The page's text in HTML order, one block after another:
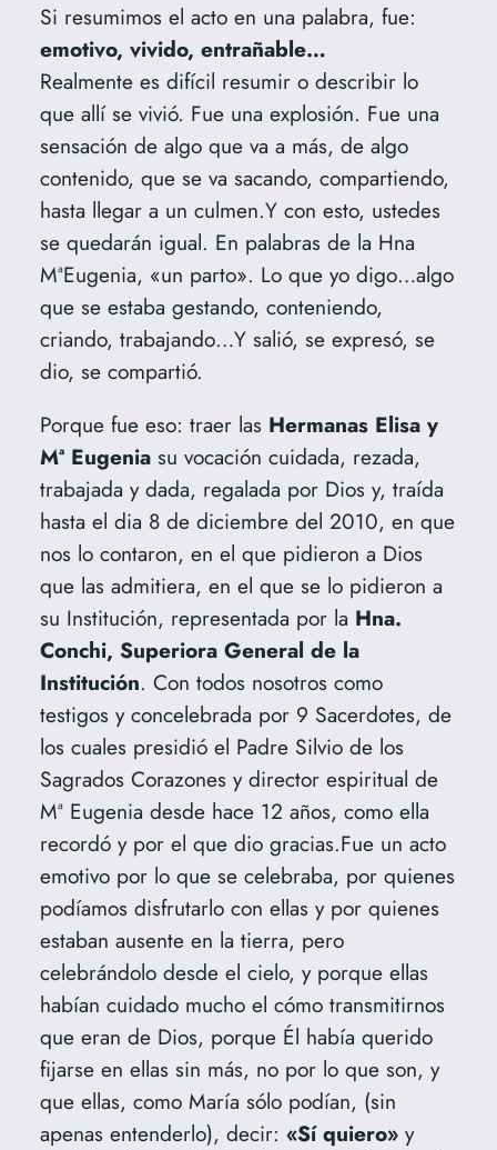
Si resumimos el acto en una palabra, fue:
emotivo, vivido, entrañable…
Realmente es difícil resumir o describir lo
que allí se vivió. Fue una explosión. Fue una
sensación de algo que va a más, de algo
contenido, que se va sacando, compartiendo,
hasta llegar a un culmen.Y con esto, ustedes
se quedarán igual. En palabras de la Hna
MªEugenia, «un parto». Lo que yo digo…algo
que se estaba gestando, conteniendo,
criando, trabajando…Y salió, se expresó, se
dio, se compartió.
Porque fue eso: traer las Hermanas Elisa y
Mª Eugeniasu vocación cuidada, rezada,
trabajada y dada, regalada por Dios y, traída
hasta el dia 8 de diciembre del 2010, en que
nos lo contaron, en el que pidieron a Dios
que las admitiera, en el que se lo pidieron a
su Institución, representada por la Hna.
Conchi, Superiora General de la
Institución. Con todos nosotros como
testigos y concelebrada por 9 Sacerdotes, de
los cuales presidió el Padre Silvio de los
Sagrados Corazones y director espiritual de
Mª Eugenia desde hace 12 años, como ella
recordó y por el que dio gracias.Fue un acto
emotivo por lo que se celebraba, por quienes
podíamos disfrutarlo con ellas y por quienes
estaban ausente en la tierra, pero
celebrándolo desde el cielo, y porque ellas
habían cuidado mucho el cómo transmitirnos
que eran de Dios, porque Él había querido
fijarse en ellas sin más, no por lo que son, y
que ellas, como María sólo podían, (sin
apenas entenderlo), decir: «Sí quiero»y